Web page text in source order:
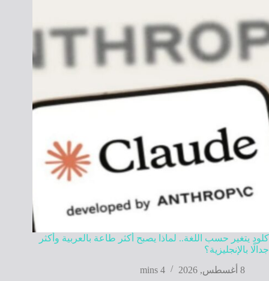
كلود يتغير حسب اللغة.. لماذا يصبح أكثر طاعة بالعربية وأكثر
جدالًا بالإنجليزية؟
8 أغسطس, 2026
4 mins